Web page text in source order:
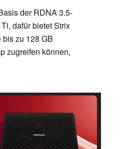
der RDNA 3.5-
dafür bietet Strix
zu 128 GB
zugreifen können,